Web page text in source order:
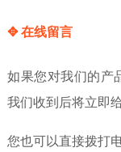
✥ 在线留言
如果您对我们的产
我们收到后将立即
您也可以直接拨打